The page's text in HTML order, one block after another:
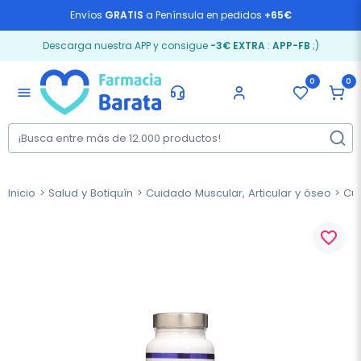
Envíos GRATIS a Península en pedidos +65€
Descarga nuestra APP y consigue -3€ EXTRA: APP-FB ;)
menu
0 0
Inicio Salud y Botiquín Cuidado Muscular, Articular y óseo
favorite_border